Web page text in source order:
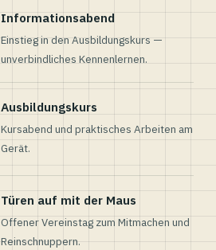
Informationsabend
Einstieg in den Ausbildungskurs —
unverbindliches Kennenlernen.
Ausbildungskurs
Kursabend und praktisches Arbeiten am
Gerät.
Türen auf mit der Maus
Offener Vereinstag zum Mitmachen und
Reinschnuppern.